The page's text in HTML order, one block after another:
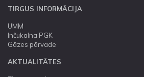
TIRGUS INFORMĀCIJA
UMM
Inčukalna PGK
Gāzes pārvade
AKTUALITĀTES